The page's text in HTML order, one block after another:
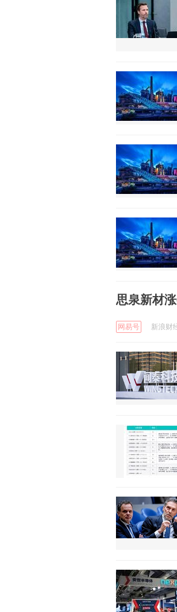
思泉新材
网易号 新浪财